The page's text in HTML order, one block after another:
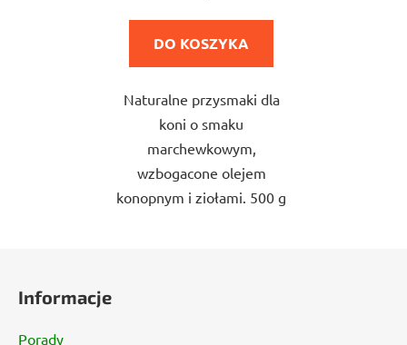
4,5
na
gwiazdek.
DO KOSZYKA
Naturalne przysmaki dla
koni o smaku
marchewkowym,
wzbogacone olejem
konopnym i ziołami. 500 g
Informacje
Porady